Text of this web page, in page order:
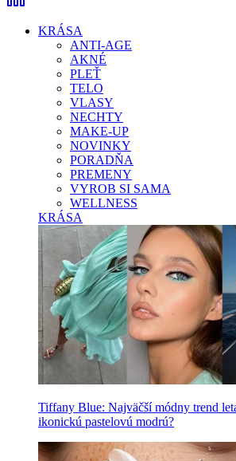
KRÁSA
ANTI-AGE
AKNÉ
PLEŤ
TELO
VLASY
NECHTY
MAKE-UP
NOVINKY
PORADŇA
PREMENY
VYROB SI SAMA
WELLNESS
KRÁSA
Tiffany Blue: Najväčší módny trend
ikonickú pastelovú modrú?